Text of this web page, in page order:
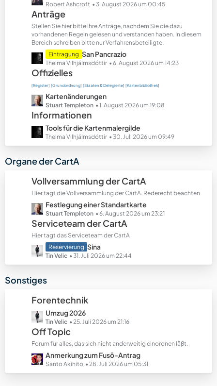
e
t
z
t
e
B
e
i
t
ä
g
e
Robert Ashcroft 3. August 2026 um 00:45
Anträge
Stellen Sie hier bitte Ihre Anträge, nachdem Sie die dazu
vorhandenen Regeln gelesen und verstanden haben. In diesem
Bereich schreiben bitte nur Verfahrensbeteiligte.
L
e
t
z
t
e
B
ä
e
Eintragung San Pancrazio
Thelma Vilhjálmsdóttir 6. August 2026 um 14:23
Offizielles
[Register] [Grundordnung] [Staaten & Delegierte] [Kartenbibliothek]
L
e
z
e
e
t
r
ä
g
e
Kartenänderungen
Stuart Templeton 1. August 2026 um 19:08
Informationen
L
e
t
t
e
B
e
i
t
r
ä
g
e
Tools für die Kartenmalergilde
Thelma Vilhjálmsdóttir 30. Juli 2026 um 09:49
Organe der CartA
Vollversammlung der CartA
Hier tagt die Vollversammlung der CartA. Rederecht beachten
L
e
t
z
t
e
B
i
r
ä
g
e
Festlegung einer Standartkarte
Stuart Templeton 6. August 2026 um 23:21
Serviceteam der CartA
Hier tagt das Serviceteam der CartA
L
e
t
t
e
B
e
i
t
r
ä
g
e
Reservierung Sina
Tin Velic 31. Juli 2026 um 22:44
Sonstiges
Forentechnik
L
e
t
z
t
e
B
Umzug 2026
Tin Velic 25. Juli 2026 um 21:16
Off Topic
Forum für alles, das sich nicht anderweitig einordnen läßt.
L
e
t
Anmerkung zum Fusō-Antrag
Santō Akihito 28. Juli 2026 um 05:31